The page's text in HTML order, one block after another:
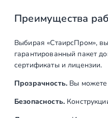
Преимущества
Выбирая «СтаирсПром»,
гарантированный пакет
сертификаты и лицензии.
Прозрачность.Вы можете
Безопасность.